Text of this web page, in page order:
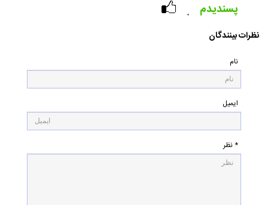
۰ پسندیدم
نظرات بینندگان
نام
ایمیل
* نظر